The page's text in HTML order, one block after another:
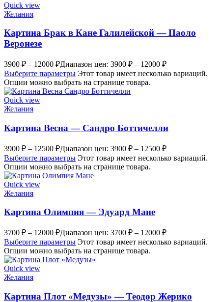
Quick view
Желания
Картина Брак в Кане Галилейской — Паоло
Веронезе
3900 ₽ – 12000 ₽Диапазон цен: 3900 ₽ – 12000 ₽
Выберите параметры Этот товар имеет несколько вариаций.
Опции можно выбрать на странице товара.
Quick view
Желания
Картина Весна — Сандро Боттичелли
3900 ₽ – 12500 ₽Диапазон цен: 3900 ₽ – 12500 ₽
Выберите параметры Этот товар имеет несколько вариаций.
Опции можно выбрать на странице товара.
Quick view
Желания
Картина Олимпия — Эдуард Мане
3700 ₽ – 12000 ₽Диапазон цен: 3700 ₽ – 12000 ₽
Выберите параметры Этот товар имеет несколько вариаций.
Опции можно выбрать на странице товара.
Quick view
Желания
Картина Плот «Медузы» — Теодор Жерико